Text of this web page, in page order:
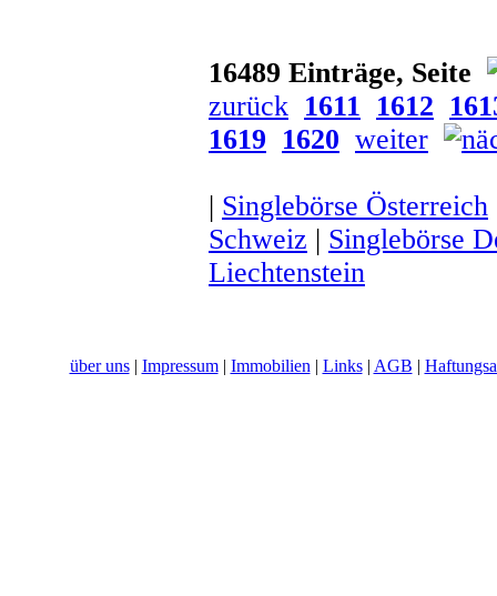
16489 Einträge, Seite
zurück 1611 1612
1619 1620 weiter
| Singlebörse Österreich
Schweiz | Singlebörse
Liechtenstein
über uns| Impressum| Immobilien | Links| AGB |